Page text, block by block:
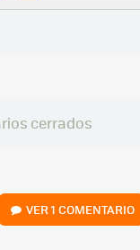
WHATSAPP
cerrados
VER1 COMENTARIO